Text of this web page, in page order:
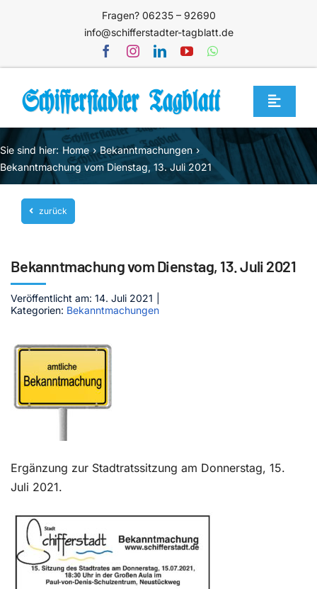
Fragen? 06235 – 92690
info@schifferstadter-tagblatt.de
Toggle
Home
Themen
Blog
Unternehmen
Mediathek
Jetzt abonnieren
Kontakt
Sie sind hier: Home
Bekanntmachungen
Bekanntmachung vom Dienstag, 13. Juli 2021
zurück
Bekanntmachung vom Dienstag, 13. Juli 2021
Veröffentlicht am: 14. Juli 2021
Kategorien: Bekanntmachungen
Ergänzung zur Stadtratssitzung am Donnerstag, 15.
Juli 2021.